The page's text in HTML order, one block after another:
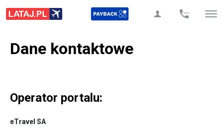
Dane kontaktowe
Operator portalu:
eTravel SA